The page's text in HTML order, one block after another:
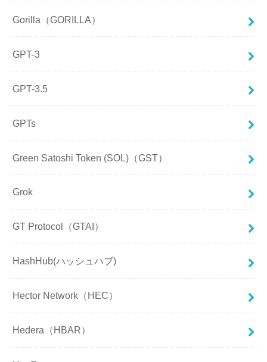
Gorilla（GORILLA）
GPT-3
GPT-3.5
GPTs
Green Satoshi Token (SOL)（GST）
Grok
GT Protocol（GTAI）
HashHub(ハッシュハブ)
Hector Network（HEC）
Hedera（HBAR）